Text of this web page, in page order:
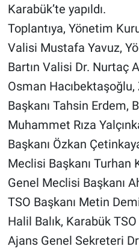
Karabük’te yapıldı.
Toplantıya, Yönetim
Valisi Mustafa Yavuz,
Bartın Valisi Dr. Nurtaç
Osman
Başkanı Tahsin Erdem,
Muhammet Rıza
Başkanı Özkan
Meclisi Başkanı Turhan
Genel Meclisi Başkanı
TSO Başkanı Metin
Halil Balık, Karabük
Ajans Genel Sekreteri